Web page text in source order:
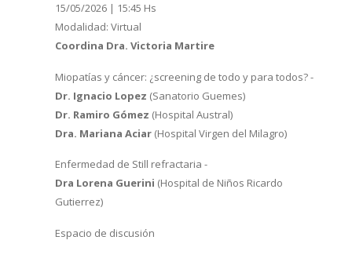
15/05/2026 | 15:45 Hs
Modalidad: Virtual
Coordina Dra. Victoria Martire
Miopatías y cáncer: ¿screening de todo y para todos? -
Dr. Ignacio Lopez (Sanatorio Guemes)
Dr. Ramiro Gómez (Hospital Austral)
Dra. Mariana Aciar (Hospital Virgen del Milagro)
Enfermedad de Still refractaria -
Dra Lorena Guerini (Hospital de Niños Ricardo
Gutierrez)
Espacio de discusión